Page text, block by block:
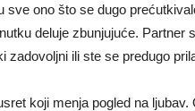
sve ono što se dugo
deluje zbunjujuće. Partner
zadovoljni ili ste se predugo
koji menja pogled na